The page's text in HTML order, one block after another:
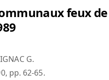
feux
G.
pp. 62-65.